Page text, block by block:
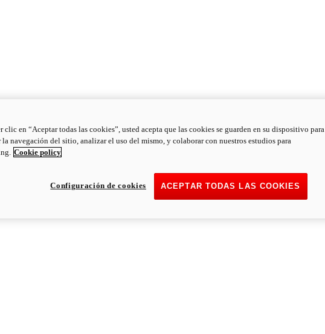
clic en “Aceptar todas las cookies”, usted acepta que las cookies se guarden en su dispositivo para
la navegación del sitio, analizar el uso del mismo, y colaborar con nuestros estudios para
Cookie policy
ACEPTAR TODAS LAS COOKIES
Configuración de cookies